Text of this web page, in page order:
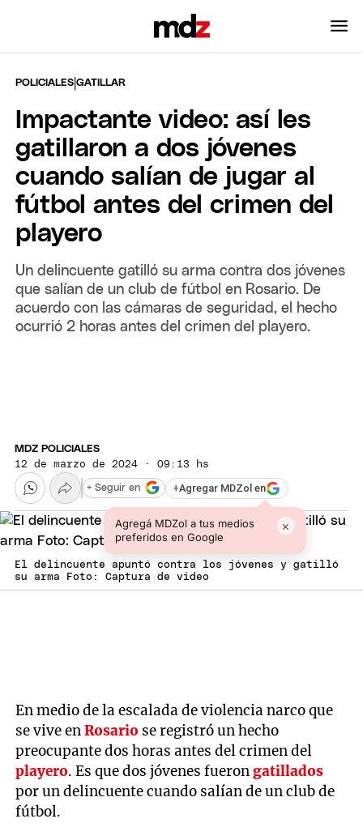
POLICIALES |GATILLAR
Impactante video: así les
gatillaron a dos jóvenes
cuando salían de jugar al
fútbol antes del crimen del
playero
Un delincuente gatilló su arma contra dos jóvenes
que salían de un club de fútbol en Rosario. De
acuerdo con las cámaras de seguridad, el hecho
ocurrió 2 horas antes del crimen del playero.
MDZ POLICIALES
12 de marzo de 2024 · 09:13 hs
+Agregar MDZol en
Agregá MDZol a tus medios
preferidos en Google
×
+ Seguir en
El delincuente apuntó contra los jóvenes y gatilló
su arma Foto: Captura de video
En medio de la escalada de violencia narco que
se vive enRosario se registró un hecho
preocupante dos horas antes del crimen del
playero. Es que dos jóvenes fuerongatillados
por un delincuente cuando salían de un club de
fútbol.